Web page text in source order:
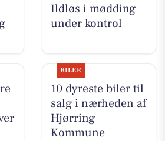
Ildløs i mødding
under kontrol
BILER
10 dyreste biler til
salg i nærheden af
Hjørring
Kommune